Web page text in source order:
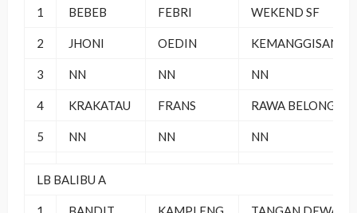
1 BEBEB FEBRI WEKEND SF
2 JHONI OEDIN KEMANGGISAN
3 NN NN NN
4 KRAKATAU FRANS RAWA BELONG
5 NN NN NN
LB BALIBU A